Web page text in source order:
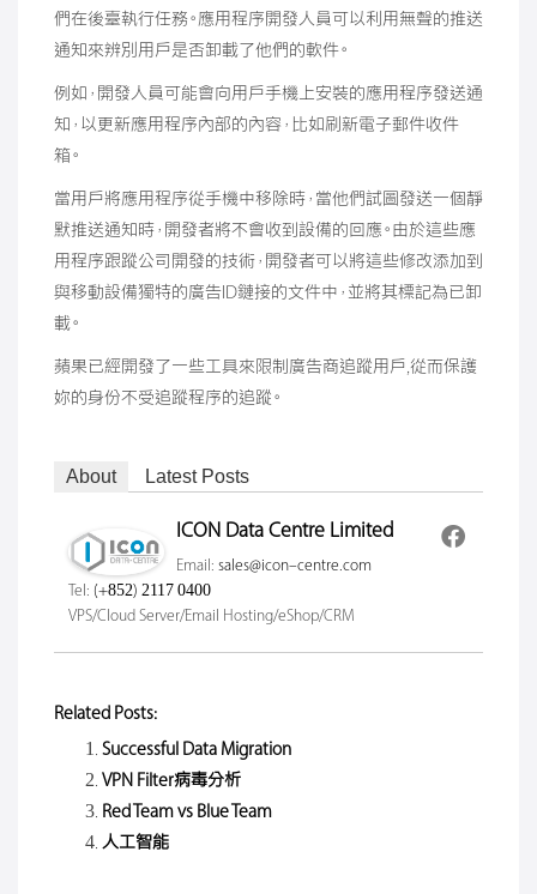
們在後臺執行任務。應用程序開發人員可以利用無聲的推送
通知來辨別用戶是否卸載了他們的軟件。
例如，開發人員可能會向用戶手機上安裝的應用程序發送通
知，以更新應用程序內部的內容，比如刷新電子郵件收件
箱。
當用戶將應用程序從手機中移除時，當他們試圖發送一個靜
默推送通知時，開發者將不會收到設備的回應。由於這些應
用程序跟蹤公司開發的技術，開發者可以將這些修改添加到
與移動設備獨特的廣告ID鏈接的文件中，並將其標記為已卸
載。
蘋果已經開發了一些工具來限制廣告商追蹤用戶,從而保護
妳的身份不受追蹤程序的追蹤。
About Latest Posts
ICON Data Centre Limited
Email: sales@icon-centre.com
Tel: (+852) 2117 0400
VPS/Cloud Server/Email Hosting/eShop/CRM
Related Posts:
Successful Data Migration
VPN Filter病毒分析
Red Team vs Blue Team
人工智能